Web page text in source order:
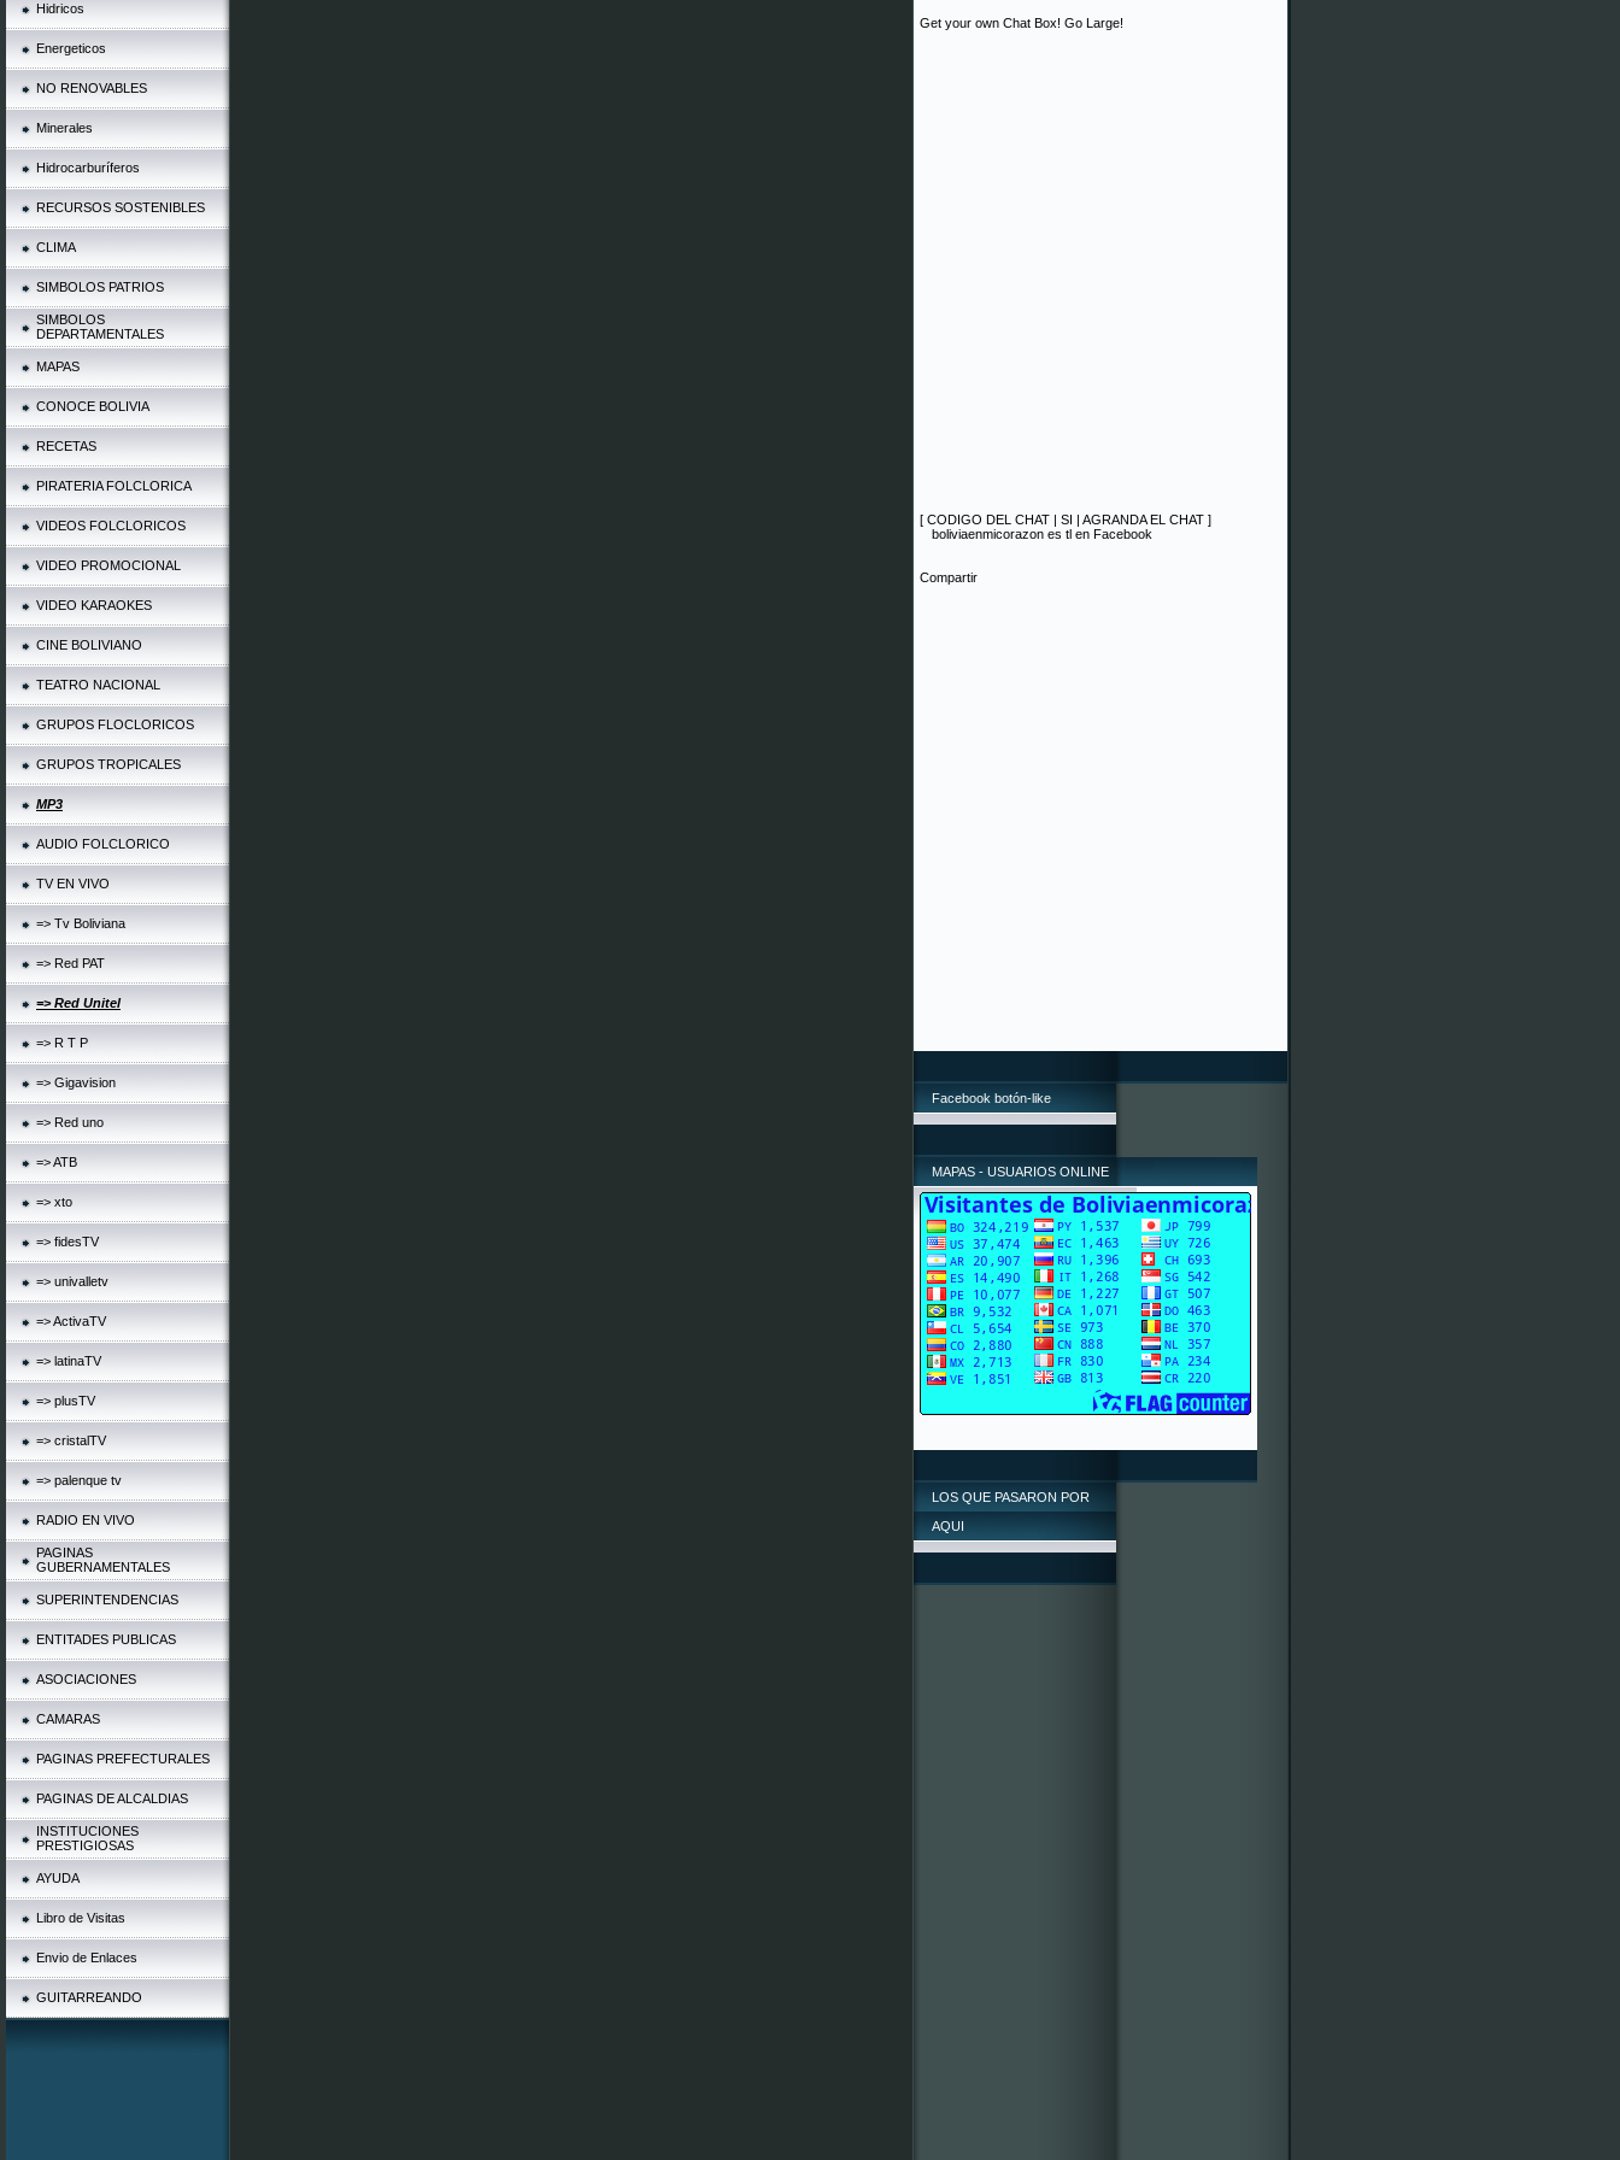
Hidricos
Energeticos
NO RENOVABLES
Minerales
Hidrocarburíferos
RECURSOS SOSTENIBLES
CLIMA
SIMBOLOS PATRIOS
SIMBOLOS
DEPARTAMENTALES
MAPAS
CONOCE BOLIVIA
RECETAS
PIRATERIA FOLCLORICA
VIDEOS FOLCLORICOS
VIDEO PROMOCIONAL
VIDEO KARAOKES
CINE BOLIVIANO
TEATRO NACIONAL
GRUPOS FLOCLORICOS
GRUPOS TROPICALES
MP3
AUDIO FOLCLORICO
TV EN VIVO
=> Tv Boliviana
=> Red PAT
=> Red Unitel
=> R T P
=> Gigavision
=> Red uno
=> ATB
=> xto
=> fidesTV
=> univalletv
=> ActivaTV
=> latinaTV
=> plusTV
=> cristalTV
=> palenque tv
RADIO EN VIVO
PAGINAS
GUBERNAMENTALES
SUPERINTENDENCIAS
ENTITADES PUBLICAS
ASOCIACIONES
CAMARAS
PAGINAS PREFECTURALES
PAGINAS DE ALCALDIAS
INSTITUCIONES
PRESTIGIOSAS
AYUDA
Libro de Visitas
Envio de Enlaces
GUITARREANDO
Get your own Chat Box! Go Large!
[ CODIGO DEL CHAT | SI | AGRANDA EL CHAT ]
boliviaenmicorazon es tl en Facebook
Compartir
Facebook botón-like
MAPAS - USUARIOS ONLINE
LOS QUE PASARON POR
AQUI